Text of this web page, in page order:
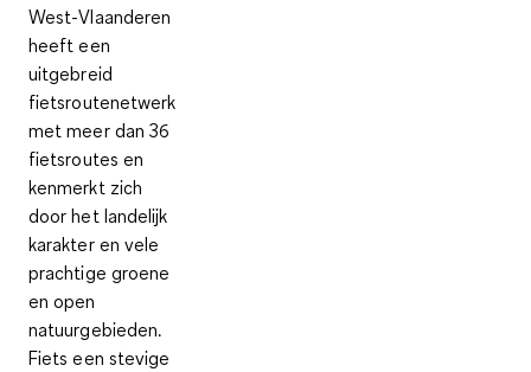
West-Vlaanderen
heeft een
uitgebreid
fietsroutenetwerk
met meer dan 36
fietsroutes en
kenmerkt zich
door het landelijk
karakter en vele
prachtige groene
en open
natuurgebieden.
Fiets een stevige